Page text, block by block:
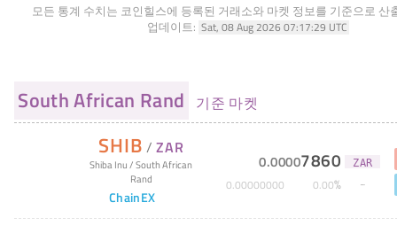
모든 통계 수치는 코인힐스에 등록된 거래소와 마켓 정보를 기준으로 산
업데이트: Sat, 08 Aug 2026 07:17:29 UTC
South African Rand 기준 마켓
SHIB /ZAR
Shiba Inu/South African
Rand
ChainEX
0.00007860 ZAR
0.00000000 0.00%